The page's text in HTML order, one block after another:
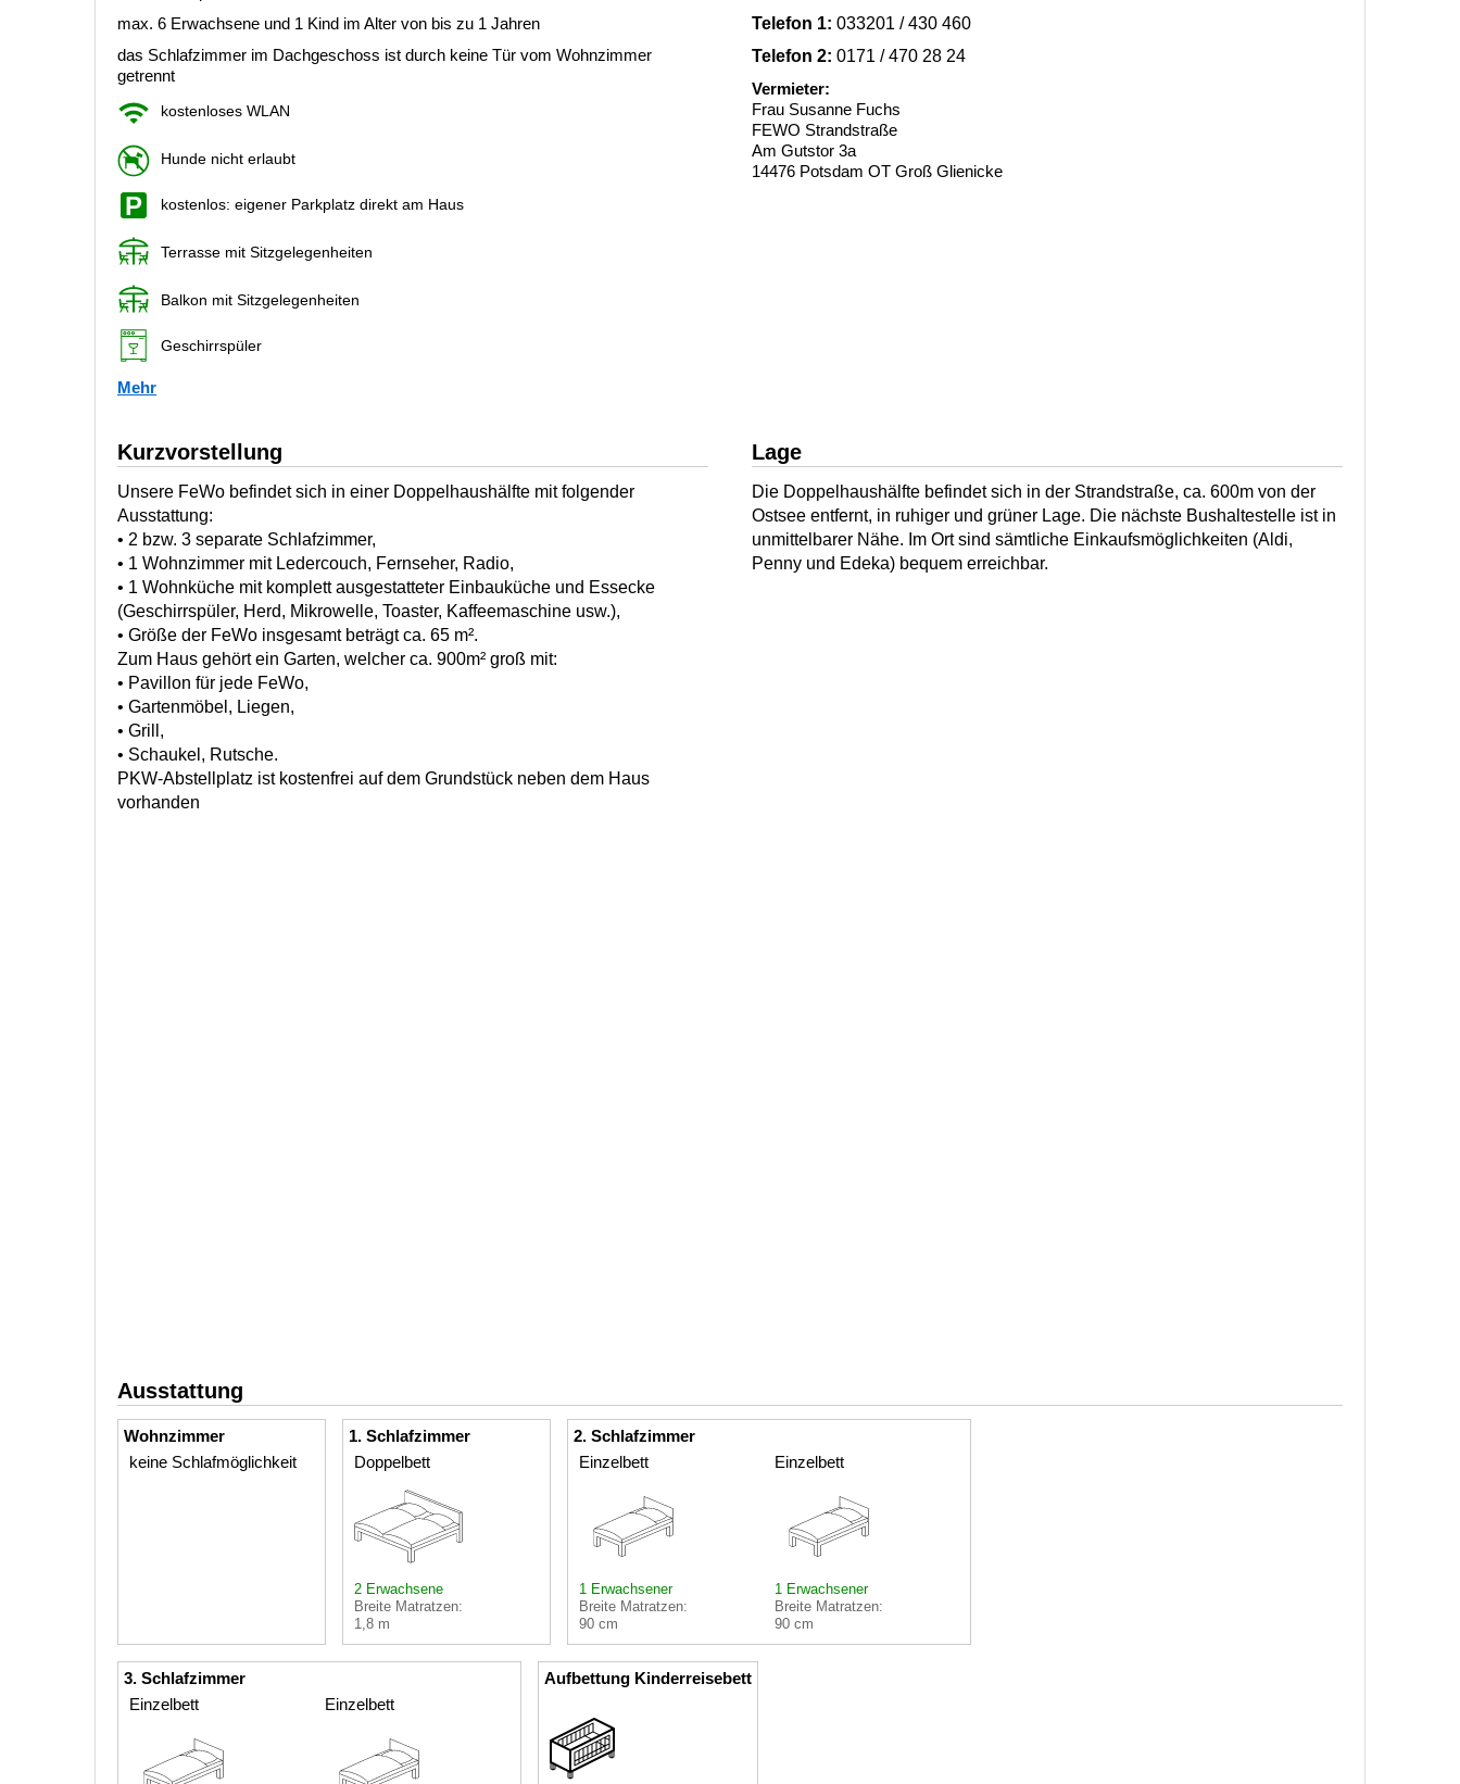
max. 6 Erwachsene und 1 Kind im Alter von bis zu 1 Jahren
das Schlafzimmer im Dachgeschoss ist durch keine Tür vom Wohnzimmer
getrennt
kostenloses WLAN
Hunde nicht erlaubt
kostenlos: eigener Parkplatz direkt am Haus
Terrasse mit Sitzgelegenheiten
Balkon mit Sitzgelegenheiten
Geschirrspüler
Mehr
Telefon 1: 033201 / 430 460
Telefon 2: 0171 / 470 28 24
Vermieter:
Frau Susanne Fuchs
FEWO Strandstraße
Am Gutstor 3a
14476 Potsdam OT Groß Glienicke
Kurzvorstellung
Unsere FeWo befindet sich in einer Doppelhaushälfte mit folgender
Ausstattung:
• 2 bzw. 3 separate Schlafzimmer,
• 1 Wohnzimmer mit Ledercouch, Fernseher, Radio,
• 1 Wohnküche mit komplett ausgestatteter Einbauküche und Essecke
(Geschirrspüler, Herd, Mikrowelle, Toaster, Kaffeemaschine usw.),
• Größe der FeWo insgesamt beträgt ca. 65 m².
Zum Haus gehört ein Garten, welcher ca. 900m² groß mit:
• Pavillon für jede FeWo,
• Gartenmöbel, Liegen,
• Grill,
• Schaukel, Rutsche.
PKW-Abstellplatz ist kostenfrei auf dem Grundstück neben dem Haus
vorhanden
Lage
Die Doppelhaushälfte befindet sich in der Strandstraße, ca. 600m von der
Ostsee entfernt, in ruhiger und grüner Lage. Die nächste Bushaltestelle ist in
unmittelbarer Nähe. Im Ort sind sämtliche Einkaufsmöglichkeiten (Aldi,
Penny und Edeka) bequem erreichbar.
Ausstattung
Wohnzimmer
keine Schlafmöglichkeit
1. Schlafzimmer
Doppelbett
2 Erwachsene
Breite Matratzen:
1,8 m
2. Schlafzimmer
Einzelbett
1 Erwachsener
Breite Matratzen:
90 cm
Einzelbett
1 Erwachsener
Breite Matratzen:
90 cm
3. Schlafzimmer
Einzelbett
Einzelbett
Aufbettung Kinderreisebett